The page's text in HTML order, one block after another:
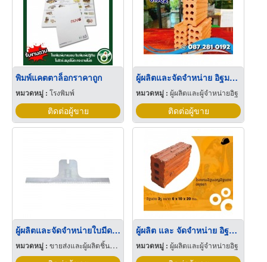
พิมพ์แคตตาล็อกราคาถูก
หมวดหมู่ : โรงพิมพ์
ติดต่อผู้ขาย
ผู้ผลิตและจัดจำหน่าย อิฐมอญแดง 8 รู ราคาโรงงาน
หมวดหมู่ :ผู้ผลิตและผู้จำหน่ายอิฐ
ติดต่อผู้ขาย
ผู้ผลิตและจัดจำหน่ายใบมีดอุตสาหกรรมราคาขายส่ง
หมวดหมู่ : ขายส่งและผู้ผลิตชิ้นส่วนและอะไหล่รถยนต์
ผู้ผลิต และ จัดจำหน่าย อิฐมอญ อิฐแดง 3 รู ราคาถูก
หมวดหมู่ :ผู้ผลิตและผู้จำหน่ายอิฐ